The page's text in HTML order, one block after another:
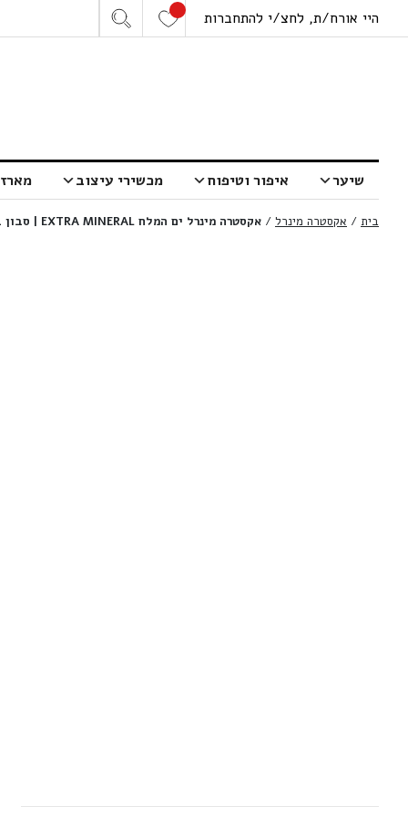
היי אורח/ת, לחצ/י להתחברות
שיער איפור וטיפוח מכשירי עיצוב
בית / אקסטרה מינרל / אקסטרה מינרל ים המלח EXTRA MINERAL | סבון בוץ טהור | 125 גרם